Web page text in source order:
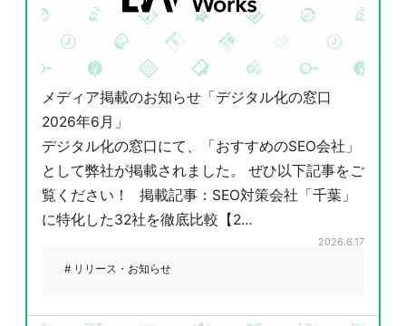
メディア掲載のお知らせ「デジタル化の窓口
2026年6月」
デジタル化の窓口にて、「おすすめのSEO会社」
として弊社が掲載されました。 ぜひ以下記事をご
覧ください！ 掲載記事：SEO対策会社「千葉」
に特化した32社を徹底比較【2…
2026.6.17
# リリース・お知らせ